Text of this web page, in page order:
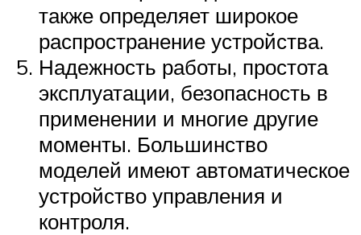
также определяет широкое
распространение устройства.
Надежность работы, простота
эксплуатации, безопасность в
применении и многие другие
моменты. Большинство
моделей имеют автоматическое
устройство управления и
контроля.